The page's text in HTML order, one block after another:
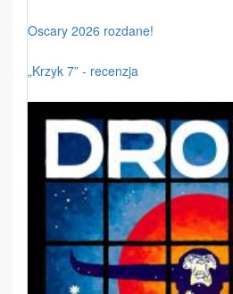
Oscary 2026 rozdane!
„Krzyk 7” - recenzja